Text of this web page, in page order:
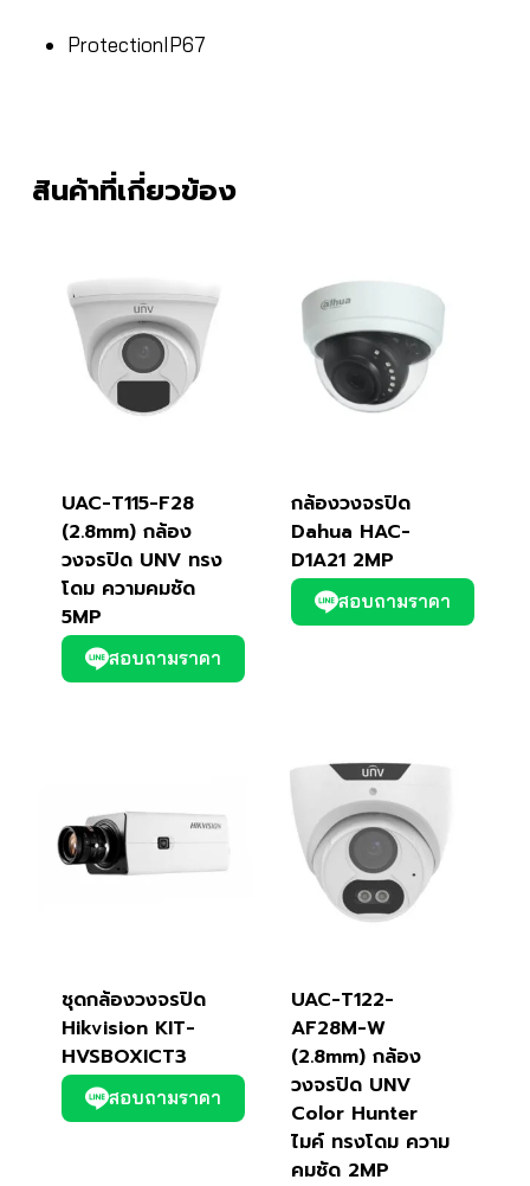
ProtectionIP67
สินค้าที่เกี่ยวข้อง
UAC-T115-F28
(2.8mm) กล้อง
วงจรปิด UNV ทรง
โดม ความคมชัด
5MP
สอบถามราคา
กล้องวงจรปิด
Dahua HAC-
D1A21 2MP
สอบถามราคา
ชุดกล้องวงจรปิด
Hikvision KIT-
HVSBOXICT3
สอบถามราคา
UAC-T122-
AF28M-W
(2.8mm) กล้อง
วงจรปิด UNV
Color Hunter
ไมค์ ทรงโดม ความ
คมชัด 2MP